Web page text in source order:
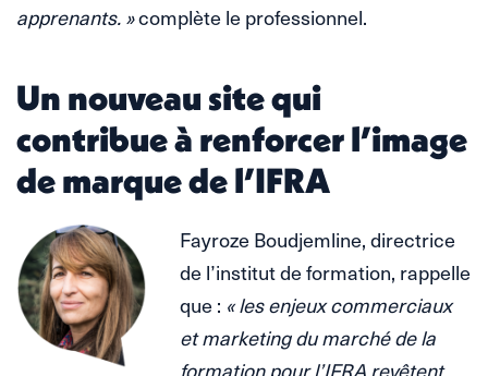
apprenants. »complète le professionnel.
Un nouveau site qui
contribue à renforcer l’image
de marque de l’IFRA
Fayroze Boudjemline, directrice
de l’institut de formation, rappelle
que : « les enjeux commerciaux
et marketing du marché de la
formation pour l’IFRA revêtent